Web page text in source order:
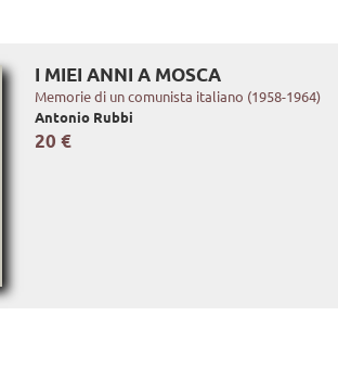
I MIEI ANNI A MOSCA
Memorie di un comunista italiano (1958-1964)
Antonio Rubbi
20 €